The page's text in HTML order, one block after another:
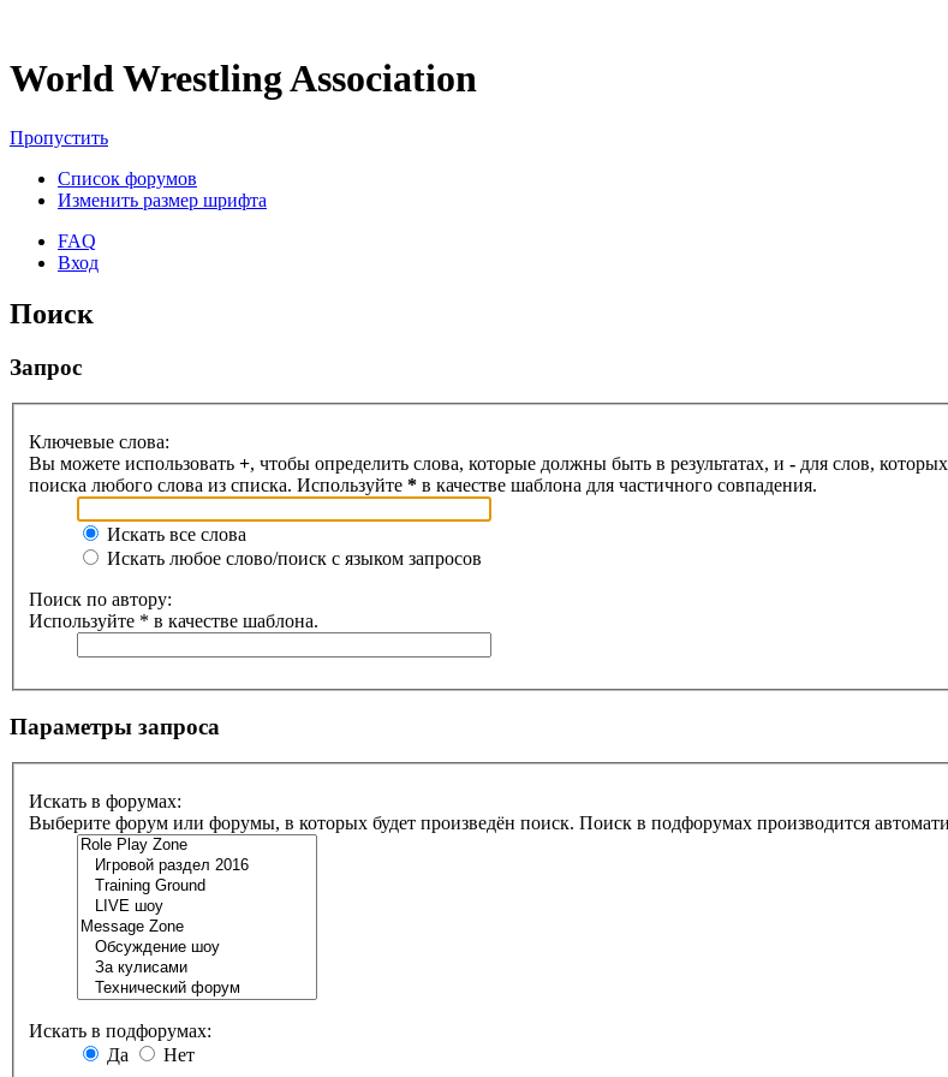
World Wrestling Association
Пропустить
Список форумов
Изменить размер шрифта
FAQ
Вход
Поиск
Запрос
Ключевые слова:
Вы можете использовать +, чтобы определить слова, которые должны быть в результатах, и - для слов,
поиска любого слова из списка. Используйте * в качестве шаблона для частичного совпадения.
Искать все слова
Искать любое слово/поиск с языком запросов
Поиск по автору:
Используйте * в качестве шаблона.
Параметры запроса
Искать в форумах:
Выберите форум или форумы, в которых будет произведён поиск. Поиск в подфорумах производится
Искать в подфорумах:
Да
Нет